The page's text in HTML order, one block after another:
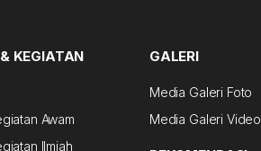
KEGIATAN
Awam
Ilmiah
GALERI
Media Galeri Foto
Media Galeri Video